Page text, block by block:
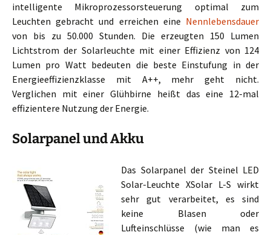
intelligente Mikroprozessorsteuerung optimal zum
Leuchten gebracht und erreichen eine Nennlebensdauer
von bis zu 50.000 Stunden. Die erzeugten 150 Lumen
Lichtstrom der Solarleuchte mit einer Effizienz von 124
Lumen pro Watt bedeuten die beste Einstufung in der
Energieeffizienzklasse mit A++, mehr geht nicht.
Verglichen mit einer Glühbirne heißt das eine 12-mal
effizientere Nutzung der Energie.
Solarpanel und Akku
Das Solarpanel der Steinel LED
Solar-Leuchte XSolar L-S wirkt
sehr gut verarbeitet, es sind
keine Blasen oder
Lufteinschlüsse (wie man es